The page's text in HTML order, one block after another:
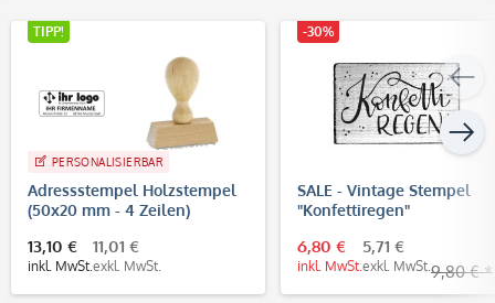
TIPP!
PERSONALISIERBAR
Adressstempel Holzstempel
(50x20 mm - 4 Zeilen)
13,10 €
inkl. MwSt.
11,01 €
exkl. MwSt.
-30%
SALE - Vintage Stempel
"Konfettiregen"
6,80 €
inkl. MwSt.
5,71 €
exkl. MwSt. 9,80 € *